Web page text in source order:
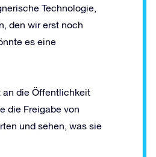
Technologie,
den wir erst noch
es eine
an die Öffentlichkeit
die Freigabe von
und sehen, was sie